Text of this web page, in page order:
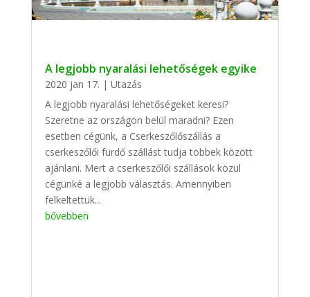
A legjobb nyaralási lehetőségek egyike
2020 jan 17. | Utazás
A legjobb nyaralási lehetőségeket keresi?
Szeretne az országon belül maradni? Ezen
esetben cégünk, a Cserkeszőlőszállás a
cserkeszőlői fürdő szállást tudja többek között
ajánlani. Mert a cserkeszőlői szállások közül
cégünké a legjobb választás. Amennyiben
felkeltettük...
bővebben